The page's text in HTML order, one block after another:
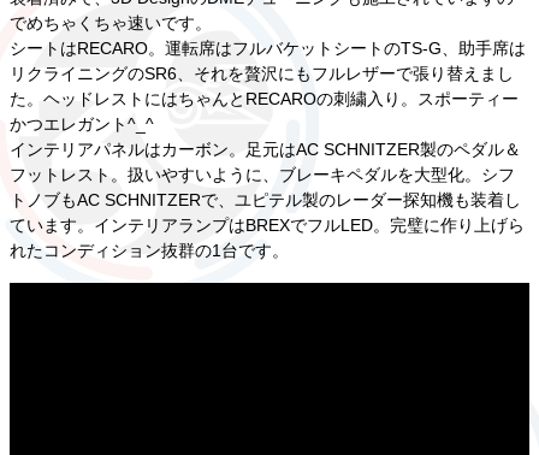
でめちゃくちゃ速いです。
シートはRECARO。運転席はフルバケットシートのTS-G、助手席は
リクライニングのSR6、それを贅沢にもフルレザーで張り替えまし
た。ヘッドレストにはちゃんとRECAROの刺繍入り。スポーティー
かつエレガント^_^
インテリアパネルはカーボン。足元はAC SCHNITZER製のペダル＆
フットレスト。扱いやすいように、ブレーキペダルを大型化。シフ
トノブもAC SCHNITZERで、ユピテル製のレーダー探知機も装着し
ています。インテリアランプはBREXでフルLED。完璧に作り上げら
れたコンディション抜群の1台です。